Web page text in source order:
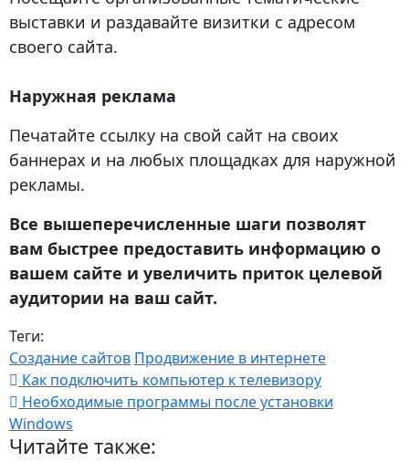
выставки и раздавайте визитки с адресом
своего сайта.
Наружная реклама
Печатайте ссылку на свой сайт на своих
баннерах и на любых площадках для наружной
рекламы.
Все вышеперечисленные шаги позволят
вам быстрее предоставить информацию о
вашем сайте и увеличить приток целевой
аудитории на ваш сайт.
Теги:
Создание сайтов Продвижение в интернете
Как подключить компьютер к телевизору
Необходимые программы после установки
Windows
Читайте также: